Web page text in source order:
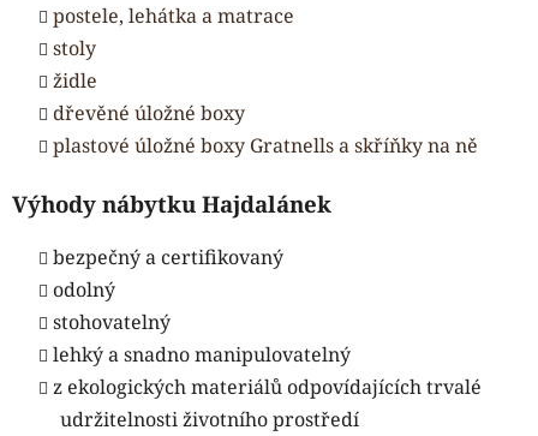
postele, lehátka a matrace
stoly
židle
dřevěné úložné boxy
plastové úložné boxy Gratnells a skříňky na ně
Výhody nábytku Hajdalánek
bezpečný a certifikovaný
odolný
stohovatelný
lehký a snadno manipulovatelný
z ekologických materiálů odpovídajících trvalé
udržitelnosti životního prostředí